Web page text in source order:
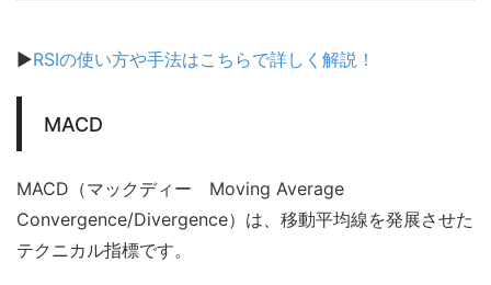
▶RSIの使い方や手法はこちらで詳しく解説！
MACD
MACD（マックディー Moving Average
Convergence/Divergence）は、移動平均線を発展させた
テクニカル指標です。